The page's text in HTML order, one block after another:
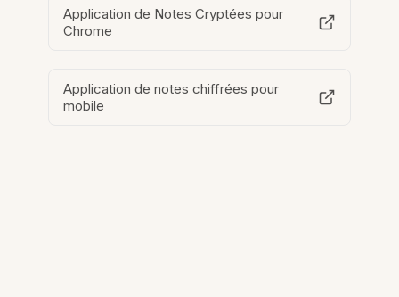
Application de Notes Cryptées pour
Chrome
Application de notes chiffrées pour
mobile